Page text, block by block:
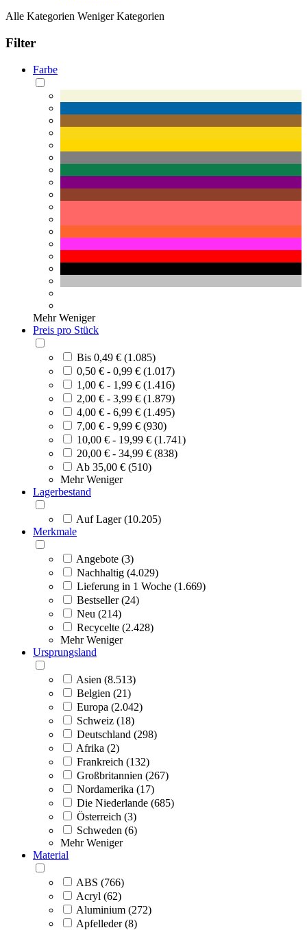
Alle Kategorien Weniger Kategorien
Filter
Farbe
Mehr Weniger
Preis pro Stück
Bis 0,49 € (1.085)
0,50 € - 0,99 € (1.017)
1,00 € - 1,99 € (1.416)
2,00 € - 3,99 € (1.879)
4,00 € - 6,99 € (1.495)
7,00 € - 9,99 € (930)
10,00 € - 19,99 € (1.741)
20,00 € - 34,99 € (838)
Ab 35,00 € (510)
Mehr Weniger
Lagerbestand
Auf Lager (10.205)
Merkmale
Angebote (3)
Nachhaltig (4.029)
Lieferung in 1 Woche (1.669)
Bestseller (24)
Neu (214)
Recycelte (2.428)
Mehr Weniger
Ursprungsland
Asien (8.513)
Belgien (21)
Europa (2.042)
Schweiz (18)
Deutschland (298)
Afrika (2)
Frankreich (132)
Großbritannien (267)
Nordamerika (17)
Die Niederlande (685)
Österreich (3)
Schweden (6)
Mehr Weniger
Material
ABS (766)
Acryl (62)
Aluminium (272)
Apfelleder (8)